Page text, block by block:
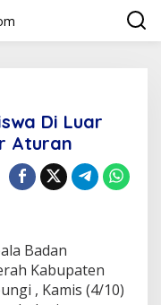
Di Luar
Aturan
Badan
Kabupaten
, Kamis (4/10)